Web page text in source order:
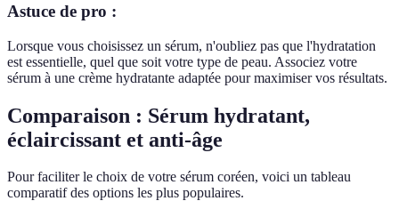
Astuce de pro :
Lorsque vous choisissez un sérum, n'oubliez pas que l'hydratation
est essentielle, quel que soit votre type de peau. Associez votre
sérum à une crème hydratante adaptée pour maximiser vos résultats.
Comparaison : Sérum hydratant,
éclaircissant et anti-âge
Pour faciliter le choix de votre sérum coréen, voici un tableau
comparatif des options les plus populaires.